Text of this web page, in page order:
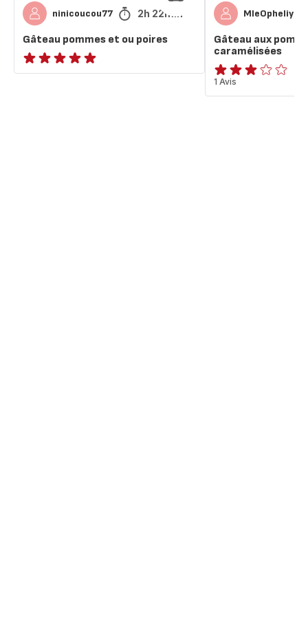
ninicoucou77 2h 22min
Gâteau pommes et ou poires
ratings.NaN
MleOpheliye
Gâteau aux
caramélisées
Avis
3
1 Avis